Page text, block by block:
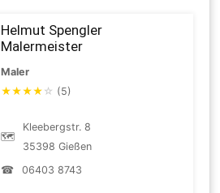
Helmut Spengler
Malermeister
Maler
★★★★ ☆ (5)
🗺
Kleebergstr. 8
35398 Gießen
☎
06403 8743